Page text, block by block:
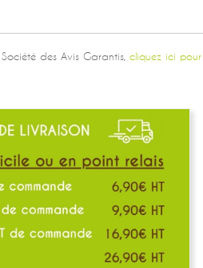
des Avis Garantis, cliquez ici pour